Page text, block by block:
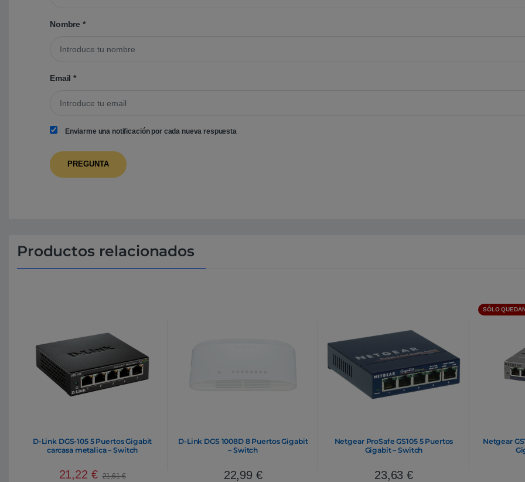
Nombre*
Email*
Enviarme una notificación por cada nueva respuesta
Productos relacionados
D-Link DGS-105 5 Puertos Gigabit
carcasa metalica – Switch
21,22 € 21,61€
D-Link DGS 1008D 8 Puertos Gigabit
– Switch
22,99 €
Netgear ProSafe GS105 5 Puertos
Gigabit – Switch
23,63€
SÓLO
Netgear